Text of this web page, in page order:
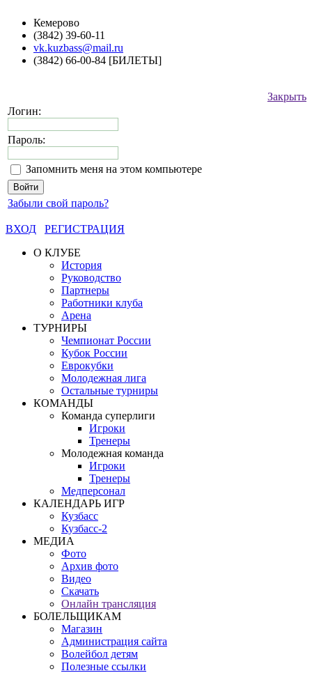
Кемерово
(3842) 39-60-11
vk.kuzbass@mail.ru
(3842) 66-00-84 [БИЛЕТЫ]
Закрыть
Логин:
Пароль:
Запомнить меня на этом компьютере
Забыли свой пароль?
ВХОД
РЕГИСТРАЦИЯ
О КЛУБЕ
История
Руководство
Партнеры
Работники клуба
Арена
ТУРНИРЫ
Чемпионат России
Кубок России
Еврокубки
Молодежная лига
Остальные турниры
КОМАНДЫ
Команда суперлиги
Игроки
Тренеры
Молодежная команда
Игроки
Тренеры
Медперсонал
КАЛЕНДАРЬ ИГР
Кузбасс
Кузбасс-2
МЕДИА
Фото
Архив фото
Видео
Скачать
Онлайн трансляция
БОЛЕЛЬЩИКАМ
Магазин
Администрация сайта
Волейбол детям
Полезные ссылки